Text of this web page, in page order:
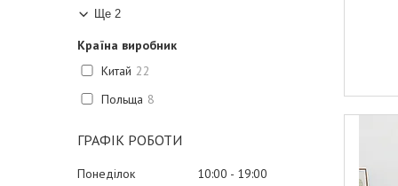
Ще 2
Країна виробник
Китай 22
Польща 8
ГРАФІК РОБОТИ
Понеділок 10:00
19:00